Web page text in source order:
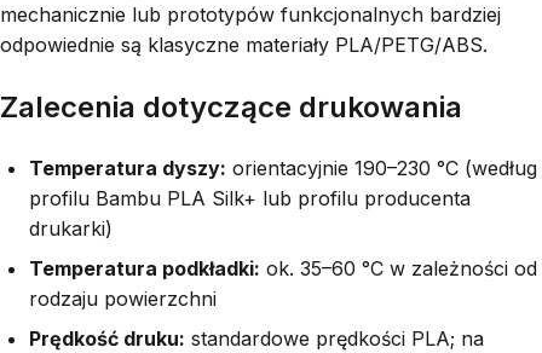
mechanicznie lub prototypów funkcjonalnych bardziej
odpowiednie są klasyczne materiały PLA/PETG/ABS.
Zalecenia dotyczące drukowania
Temperatura dyszy: orientacyjnie 190–230 °C (według
profilu Bambu PLA Silk+ lub profilu producenta
drukarki)
Temperatura podkładki: ok. 35–60 °C w zależności od
rodzaju powierzchni
Prędkość druku: standardowe prędkości PLA; na